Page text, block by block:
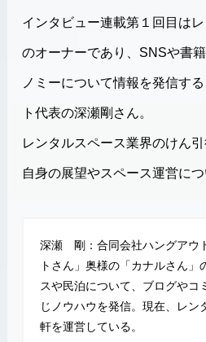
インタビュー連載第１回目は
のオーナーであり、SNSや書
ノミーについて情報を発信す
ト代表の深瀬剛さん。
レンタルスペース業界のけん
自身の展望やスペース運営につ
深瀬 剛：合同会社ハングアウ
トさん」奥様の「カナルさん」
スや民泊について、ブログやコ
じノウハウを発信。現在、レン
軒を運営している。